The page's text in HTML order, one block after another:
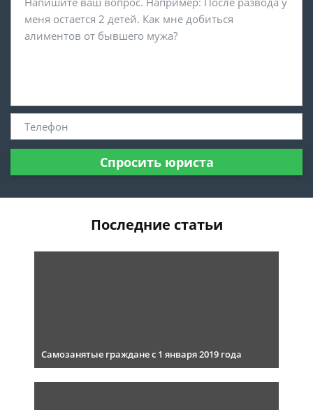
Спросить юриста
Последние статьи
Самозанятые граждане с 1 января 2019 года